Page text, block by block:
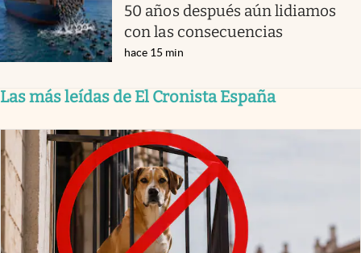
50 años después aún lidiamos
con las consecuencias
hace 15 min
Las más leídas de El Cronista España